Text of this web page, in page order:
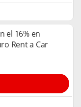
el 16% en
Rent a Car